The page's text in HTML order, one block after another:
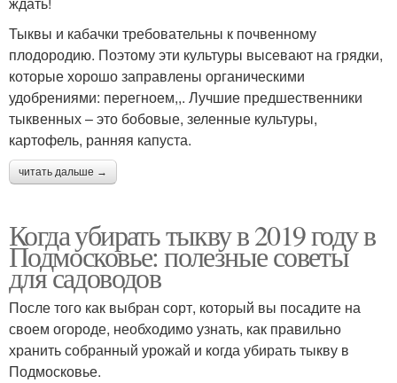
Тыквы и кабачки требовательны к почвенному
плодородию. Поэтому эти культуры высевают на грядки,
которые хорошо заправлены органическими
удобрениями: перегноем,,. Лучшие предшественники
тыквенных – это бобовые, зеленные культуры,
картофель, ранняя капуста.
читать дальше →
Когда убирать тыкву в 2019 году в
Подмосковье: полезные советы
для садоводов
После того как выбран сорт, который вы посадите на
своем огороде, необходимо узнать, как правильно
хранить собранный урожай и когда убирать тыкву в
Подмосковье.